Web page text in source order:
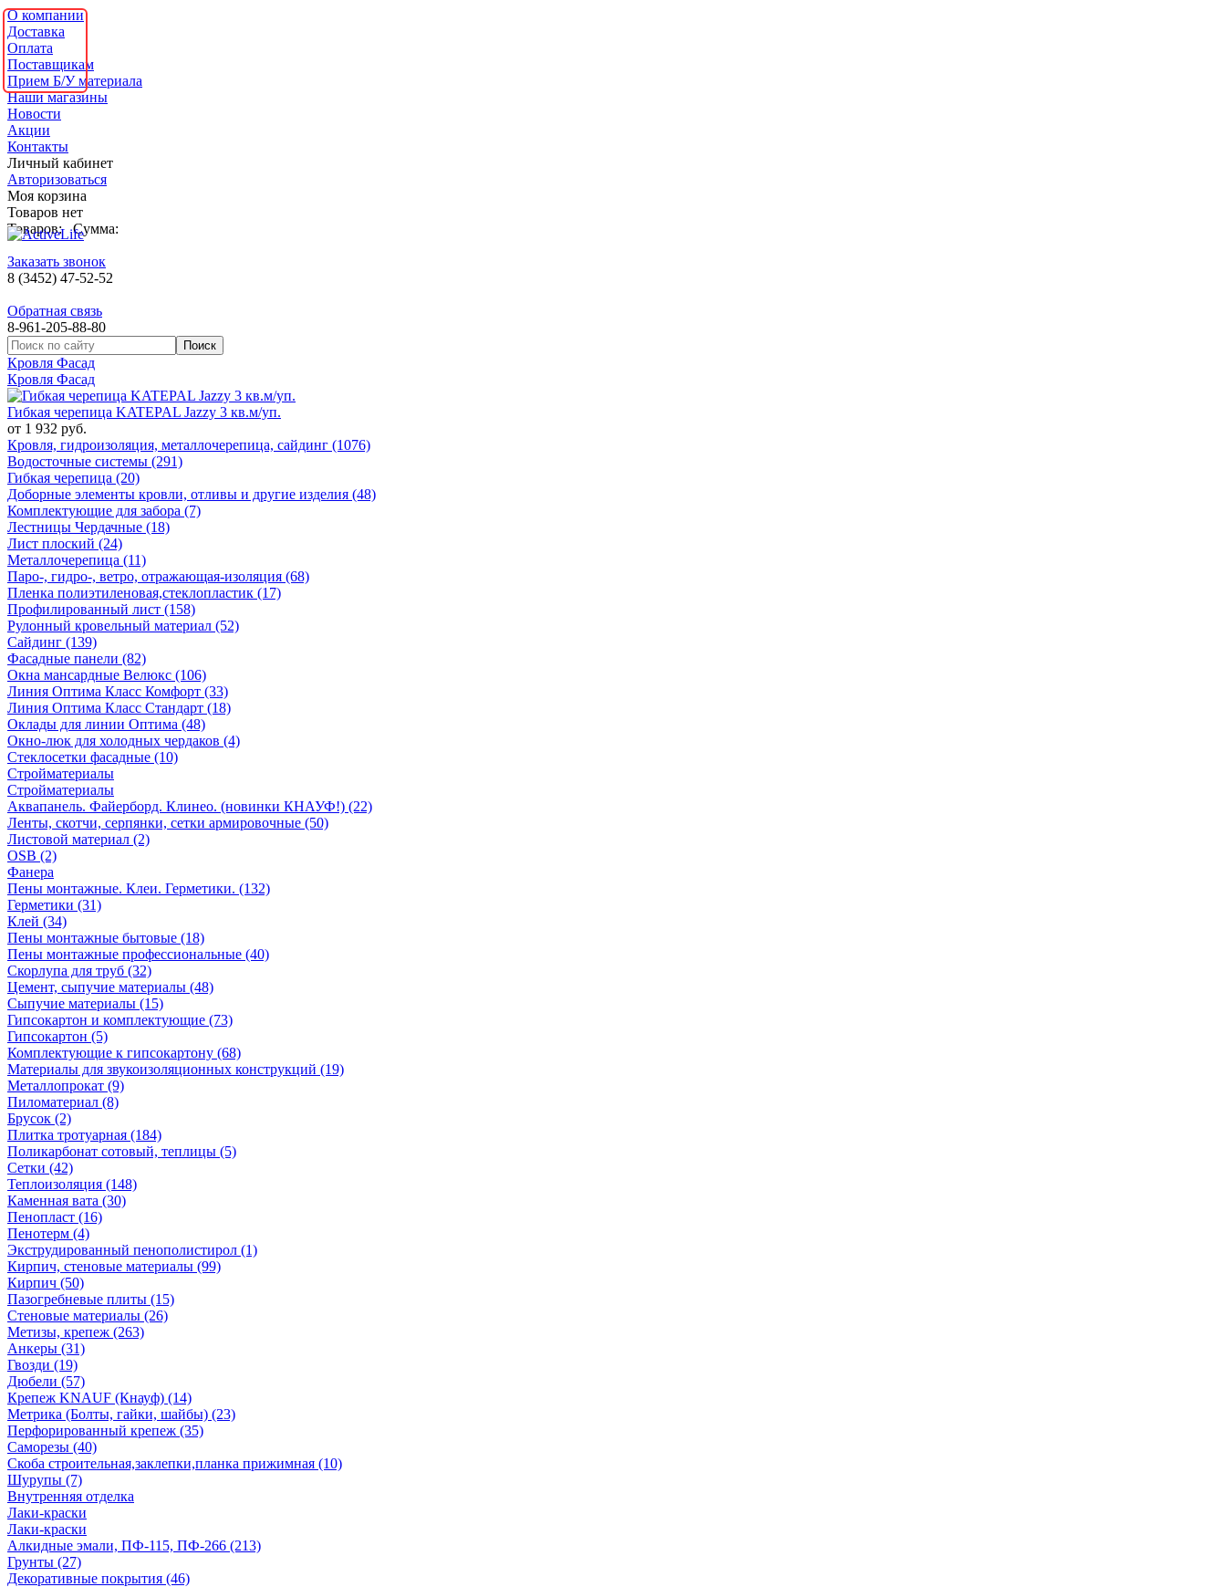
О компании
Доставка
Оплата
Поставщикам
Прием Б/У материала
Наши магазины
Новости
Акции
Контакты
Личный кабинет
Авторизоваться
Моя корзина
Товаров нет
Товаров: Сумма:
Заказать звонок
8 (3452) 47-52-52
Обратная связь
8-961-205-88-80
Кровля Фасад
Кровля Фасад
Гибкая черепица KATEPAL Jazzy 3 кв.м/уп.
от 1 932 руб.
Кровля, гидроизоляция, металлочерепица, сайдинг (1076)
Водосточные системы (291)
Гибкая черепица (20)
Доборные элементы кровли, отливы и другие изделия (48)
Комплектующие для забора (7)
Лестницы Чердачные (18)
Лист плоский (24)
Металлочерепица (11)
Паро-, гидро-, ветро, отражающая-изоляция (68)
Пленка полиэтиленовая,стеклопластик (17)
Профилированный лист (158)
Рулонный кровельный материал (52)
Сайдинг (139)
Фасадные панели (82)
Окна мансардные Велюкс (106)
Линия Оптима Класс Комфорт (33)
Линия Оптима Класс Стандарт (18)
Оклады для линии Оптима (48)
Окно-люк для холодных чердаков (4)
Стеклосетки фасадные (10)
Стройматериалы
Стройматериалы
Аквапанель. Файерборд. Клинео. (новинки КНАУФ!) (22)
Ленты, скотчи, серпянки, сетки армировочные (50)
Листовой материал (2)
OSB (2)
Фанера
Пены монтажные. Клеи. Герметики. (132)
Герметики (31)
Клей (34)
Пены монтажные бытовые (18)
Пены монтажные профессиональные (40)
Скорлупа для труб (32)
Цемент, сыпучие материалы (48)
Сыпучие материалы (15)
Гипсокартон и комплектующие (73)
Гипсокартон (5)
Комплектующие к гипсокартону (68)
Материалы для звукоизоляционных конструкций (19)
Металлопрокат (9)
Пиломатериал (8)
Брусок (2)
Плитка тротуарная (184)
Поликарбонат сотовый, теплицы (5)
Сетки (42)
Теплоизоляция (148)
Каменная вата (30)
Пенопласт (16)
Пенотерм (4)
Экструдированный пенополистирол (1)
Кирпич, стеновые материалы (99)
Кирпич (50)
Пазогребневые плиты (15)
Стеновые материалы (26)
Метизы, крепеж (263)
Анкеры (31)
Гвозди (19)
Дюбели (57)
Крепеж KNAUF (Кнауф) (14)
Метрика (Болты, гайки, шайбы) (23)
Перфорированный крепеж (35)
Саморезы (40)
Скоба строительная,заклепки,планка прижимная (10)
Шурупы (7)
Внутренняя отделка
Лаки-краски
Лаки-краски
Алкидные эмали, ПФ-115, ПФ-266 (213)
Грунты (27)
Декоративные покрытия (46)